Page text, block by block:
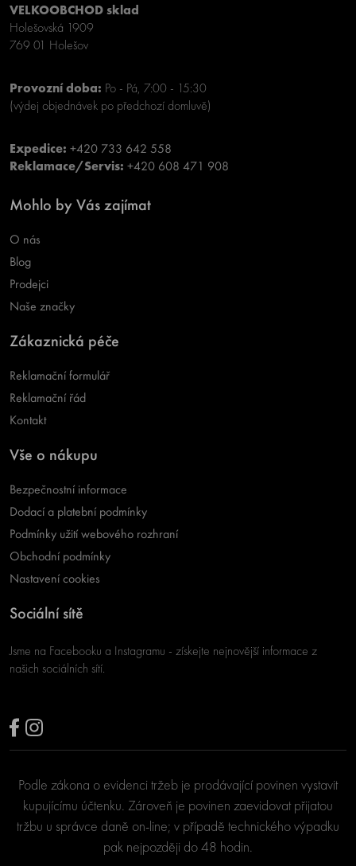
VELKOOBCHOD sklad
Holešovská 1909
769 01 Holešov
Provozní doba: Po - Pá, 7:00 - 15:30
(výdej objednávek po předchozí domluvě)
Expedice: +420 733 642 558
Reklamace/Servis: +420 608 471 908
Mohlo by Vás zajímat
O nás
Blog
Prodejci
Naše značky
Zákaznická péče
Reklamační formulář
Reklamační řád
Kontakt
Vše o nákupu
Bezpečnostní informace
Dodací a platební podmínky
Podmínky užití webového rozhraní
Obchodní podmínky
Nastavení cookies
Sociální sítě
Jsme na Facebooku a Instagramu - získejte nejnovější informace z
našich sociálních sítí.
Podle zákona o evidenci tržeb je prodávající povinen vystavit
kupujícímu účtenku. Zároveň je povinen zaevidovat přijatou
tržbu u správce daně on-line; v případě technického výpadku
pak nejpozději do 48 hodin.